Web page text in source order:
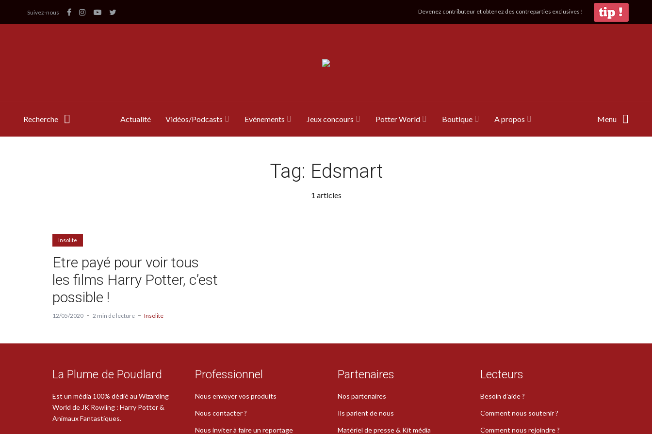
Suivez-nous Devenez contributeur et obtenez des contreparties exclusives !
Recherche Actualité Vidéos/Podcasts Evénements Jeux concours Potter World Boutique A propos Menu
Tag: Edsmart
1 articles
Insolite
Etre payé pour voir tous
les films Harry Potter, c’est
possible !
12/05/2020 2 min de lecture Insolite
La Plume de Poudlard
Est un média 100% dédié au Wizarding
World de JK Rowling : Harry Potter &
Animaux Fantastiques.
Professionnel
Nous envoyer vos produits
Nous contacter ?
Nous inviter à faire un reportage
Partenaires
Nos partenaires
Ils parlent de nous
Matériel de presse & Kit média
Lecteurs
Besoin d’aide ?
Comment nous soutenir ?
Comment nous rejoindre ?